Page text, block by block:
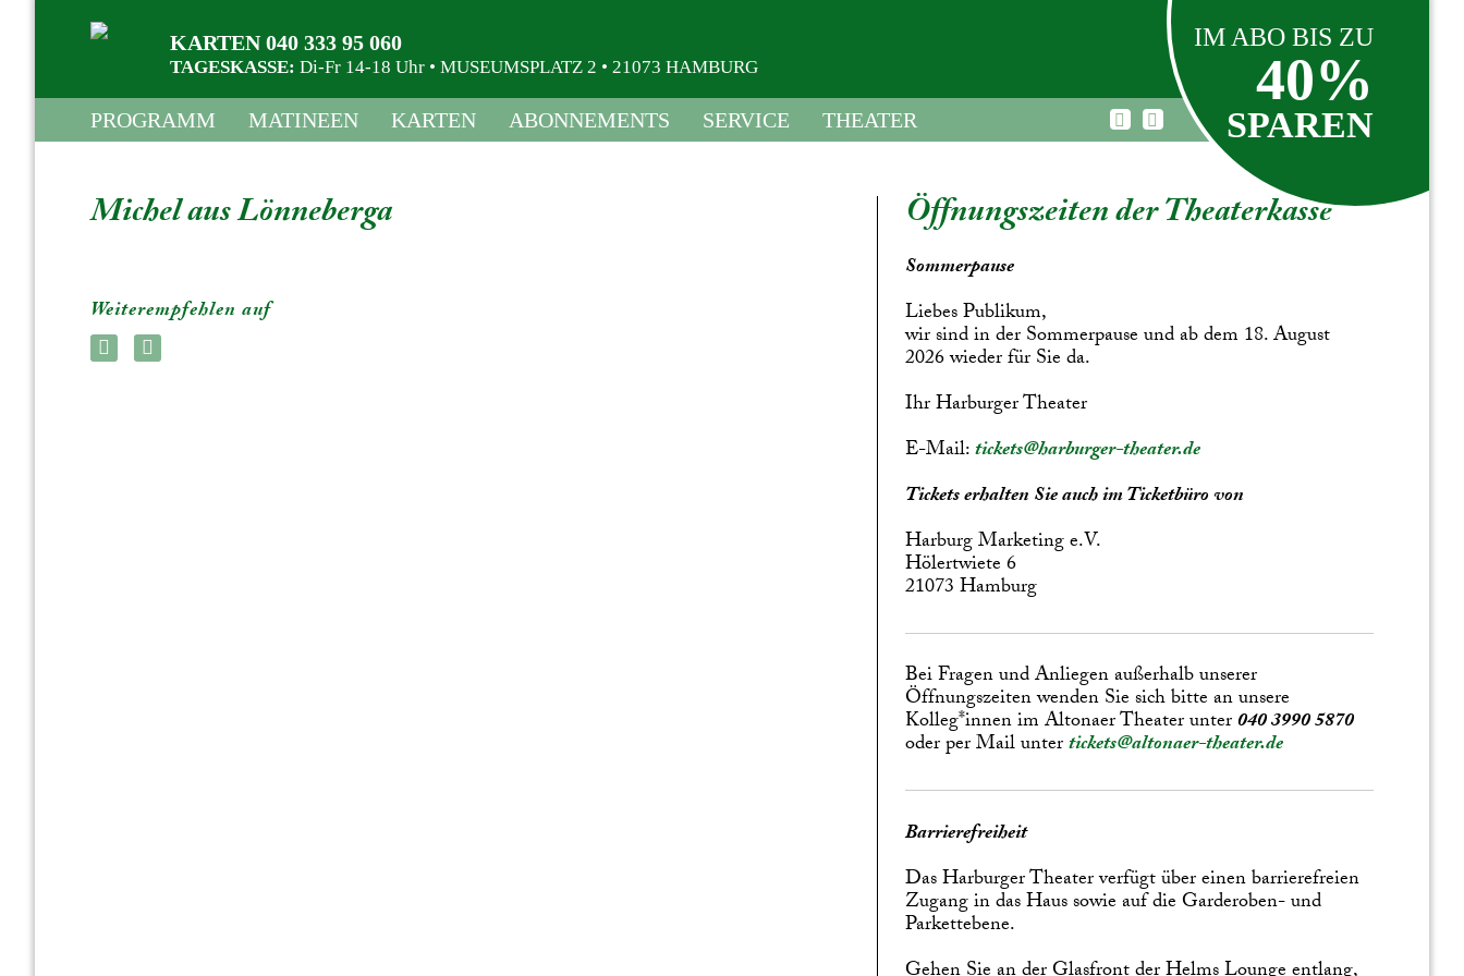
KARTEN 040 333 95 060
TAGESKASSE:Di-Fr 14-18 Uhr • MUSEUMSPLATZ 2 • 21073 HAMBURG
IM ABO BIS ZU
40%
SPAREN
PROGRAMM MATINEEN KARTEN ABONNEMENTS SERVICE THEATER
Michel aus Lönneberga
Weiterempfehlen auf
Öffnungszeiten der Theaterkasse
Sommerpause
Liebes Publikum,
wir sind in der Sommerpause und ab dem 18. August
2026 wieder für Sie da.
Ihr Harburger Theater
E-Mail:tickets@harburger-theater.de
Tickets erhalten Sie auch im Ticketbüro von
Harburg Marketing e.V.
Hölertwiete 6
21073 Hamburg
Bei Fragen und Anliegen außerhalb unserer
Öffnungszeiten wenden Sie sich bitte an unsere
Kolleg*innen im Altonaer Theater unter040 3990 5870
oder per Mail untertickets@altonaer-theater.de
Barrierefreiheit
Das Harburger Theater verfügt über einen barrierefreien
Zugang in das Haus sowie auf die Garderoben- und
Parkettebene.